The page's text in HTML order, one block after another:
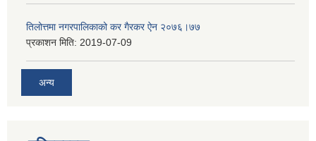
तिलोत्तमा नगरपालिकाको कर गैरकर ऐन २०७६।७७
प्रकाशन मिति: 2019-07-09
अन्य